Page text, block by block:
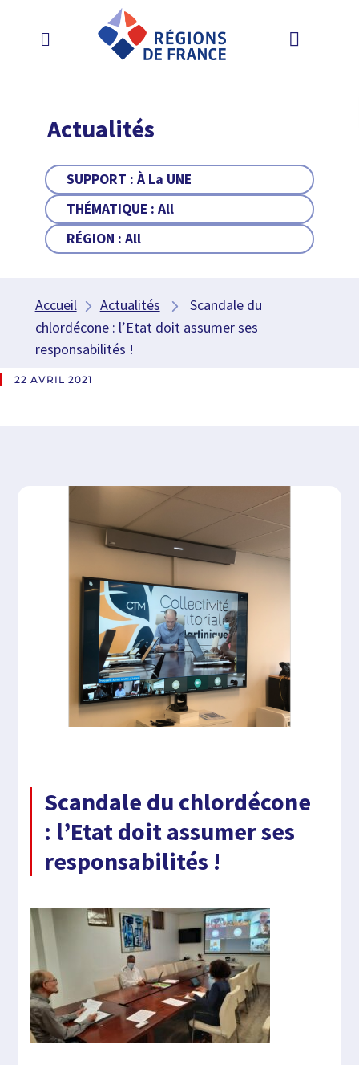
Actualités
SUPPORT :À La UNE
THÉMATIQUE :All
RÉGION :All
Accueil Actualités
Scandale du
chlordécone : l’Etat doit assumer ses
responsabilités !
22 AVRIL 2021
Scandale du chlordécone
: l’Etat doit assumer ses
responsabilités !